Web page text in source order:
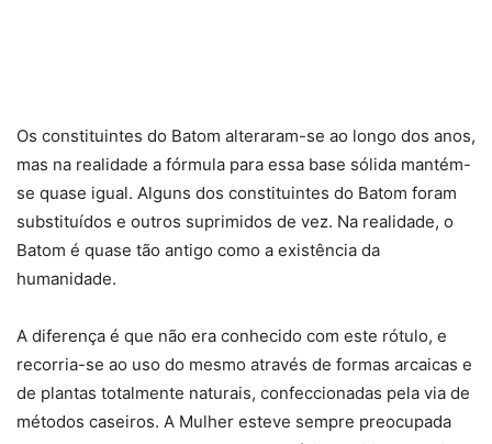
Os constituintes do Batom alteraram-se ao longo dos anos,
mas na realidade a fórmula para essa base sólida mantém-
se quase igual. Alguns dos constituintes do Batom foram
substituídos e outros suprimidos de vez. Na realidade, o
Batom é quase tão antigo como a existência da
humanidade.
A diferença é que não era conhecido com este rótulo, e
recorria-se ao uso do mesmo através de formas arcaicas e
de plantas totalmente naturais, confeccionadas pela via de
métodos caseiros. A Mulher esteve sempre preocupada